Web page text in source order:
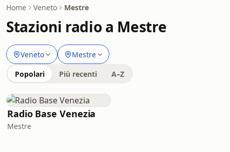
Home Veneto Mestre
Stazioni radio a Mestre
Veneto Mestre
Popolari Più recenti A–Z
Radio Base Venezia
Mestre